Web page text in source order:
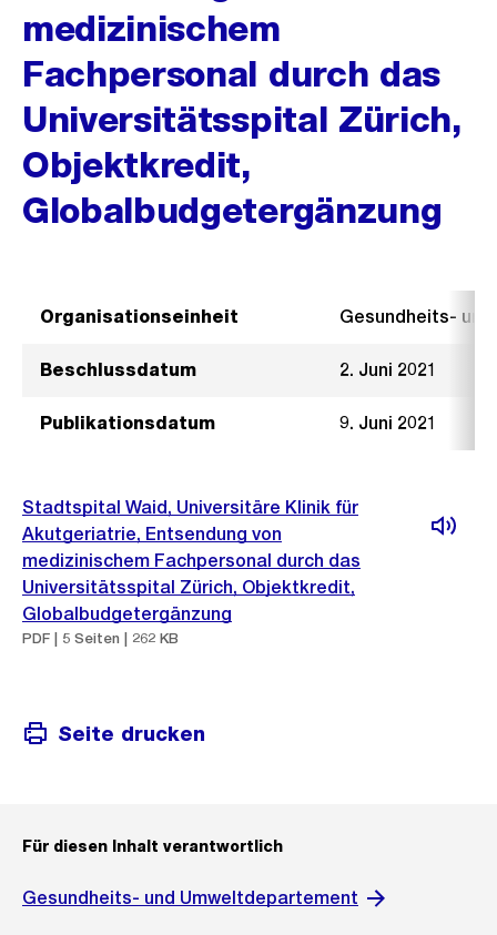
medizinischem
Fachpersonal durch das
Universitätsspital Zürich,
Objektkredit,
Globalbudgetergänzung
Organisationseinheit Gesundheits-
Beschlussdatum 2. Juni 2021
Publikationsdatum 9. Juni 2021
Stadtspital Waid, Universitäre Klinik für
Akutgeriatrie, Entsendung von
medizinischem Fachpersonal durch das
Universitätsspital Zürich, Objektkredit,
Globalbudgetergänzung
PDF | 5 Seiten | 262 KB
Seite drucken
Für diesen Inhalt verantwortlich
Gesundheits- und Umweltdepartement